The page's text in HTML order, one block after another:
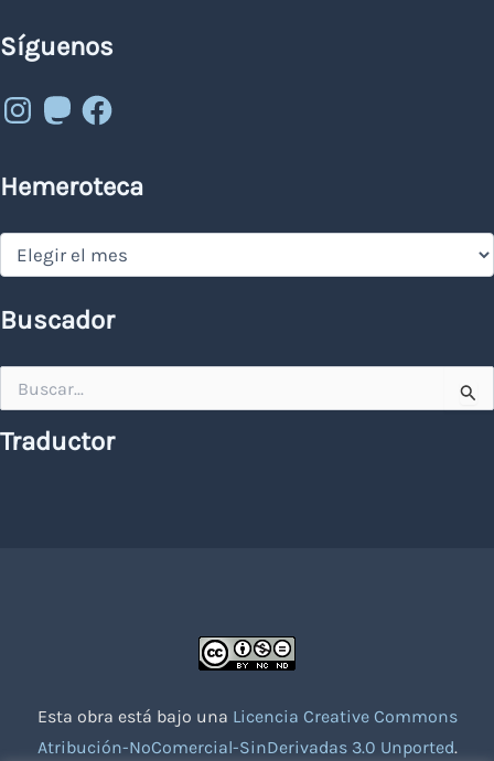
Síguenos
Instagram
MastodonFacebook
Hemeroteca
Hemeroteca
Buscador
por:
Traductor
Esta obra está bajo una Licencia Creative Commons
Atribución-NoComercial-SinDerivadas 3.0 Unported.